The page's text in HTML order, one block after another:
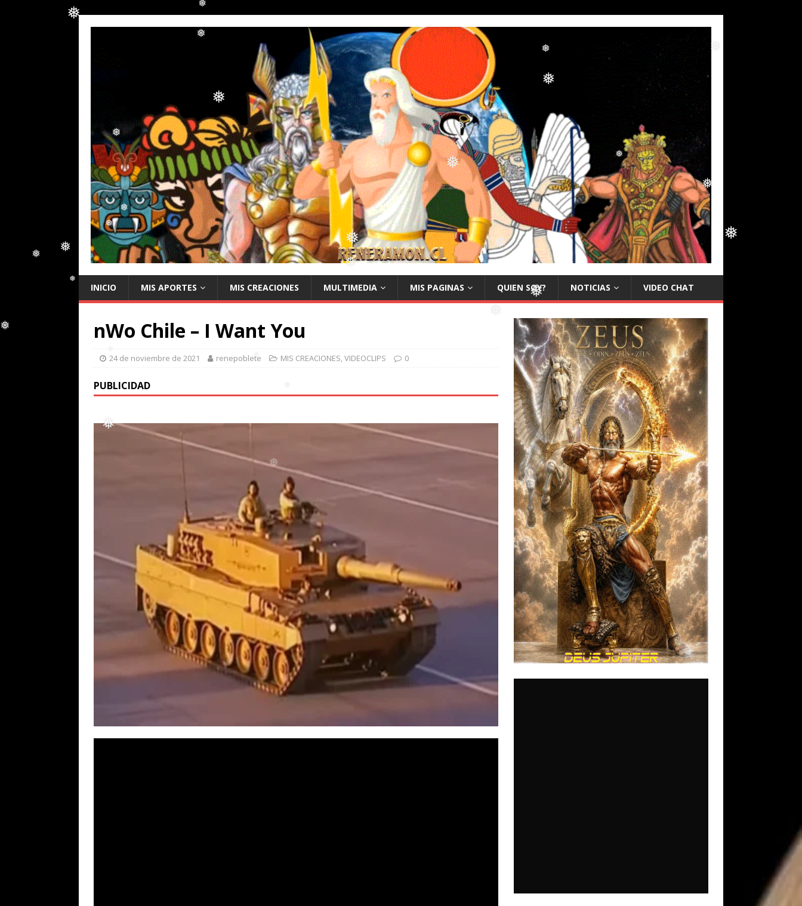
❅
❅
❅
❅
❅
❅
❅
❅
❅
❅
❅
❅
❅
❅
❅
❅
❅
INICIO MIS APORTES MIS CREACIONES MULTIMEDIA MIS PAGINAS QUIEN SOY? NOTICIAS VIDEO CHAT
nWo Chile – I Want You
24 de noviembre de 2021 renepoblete MIS CREACIONES,VIDEOCLIPS 0
PUBLICIDAD